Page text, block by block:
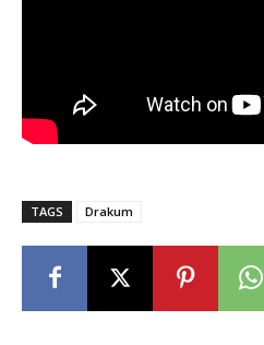
TAGS Drakum